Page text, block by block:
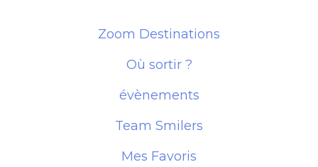
Zoom Destinations
Où sortir ?
évènements
Team Smilers
Mes Favoris